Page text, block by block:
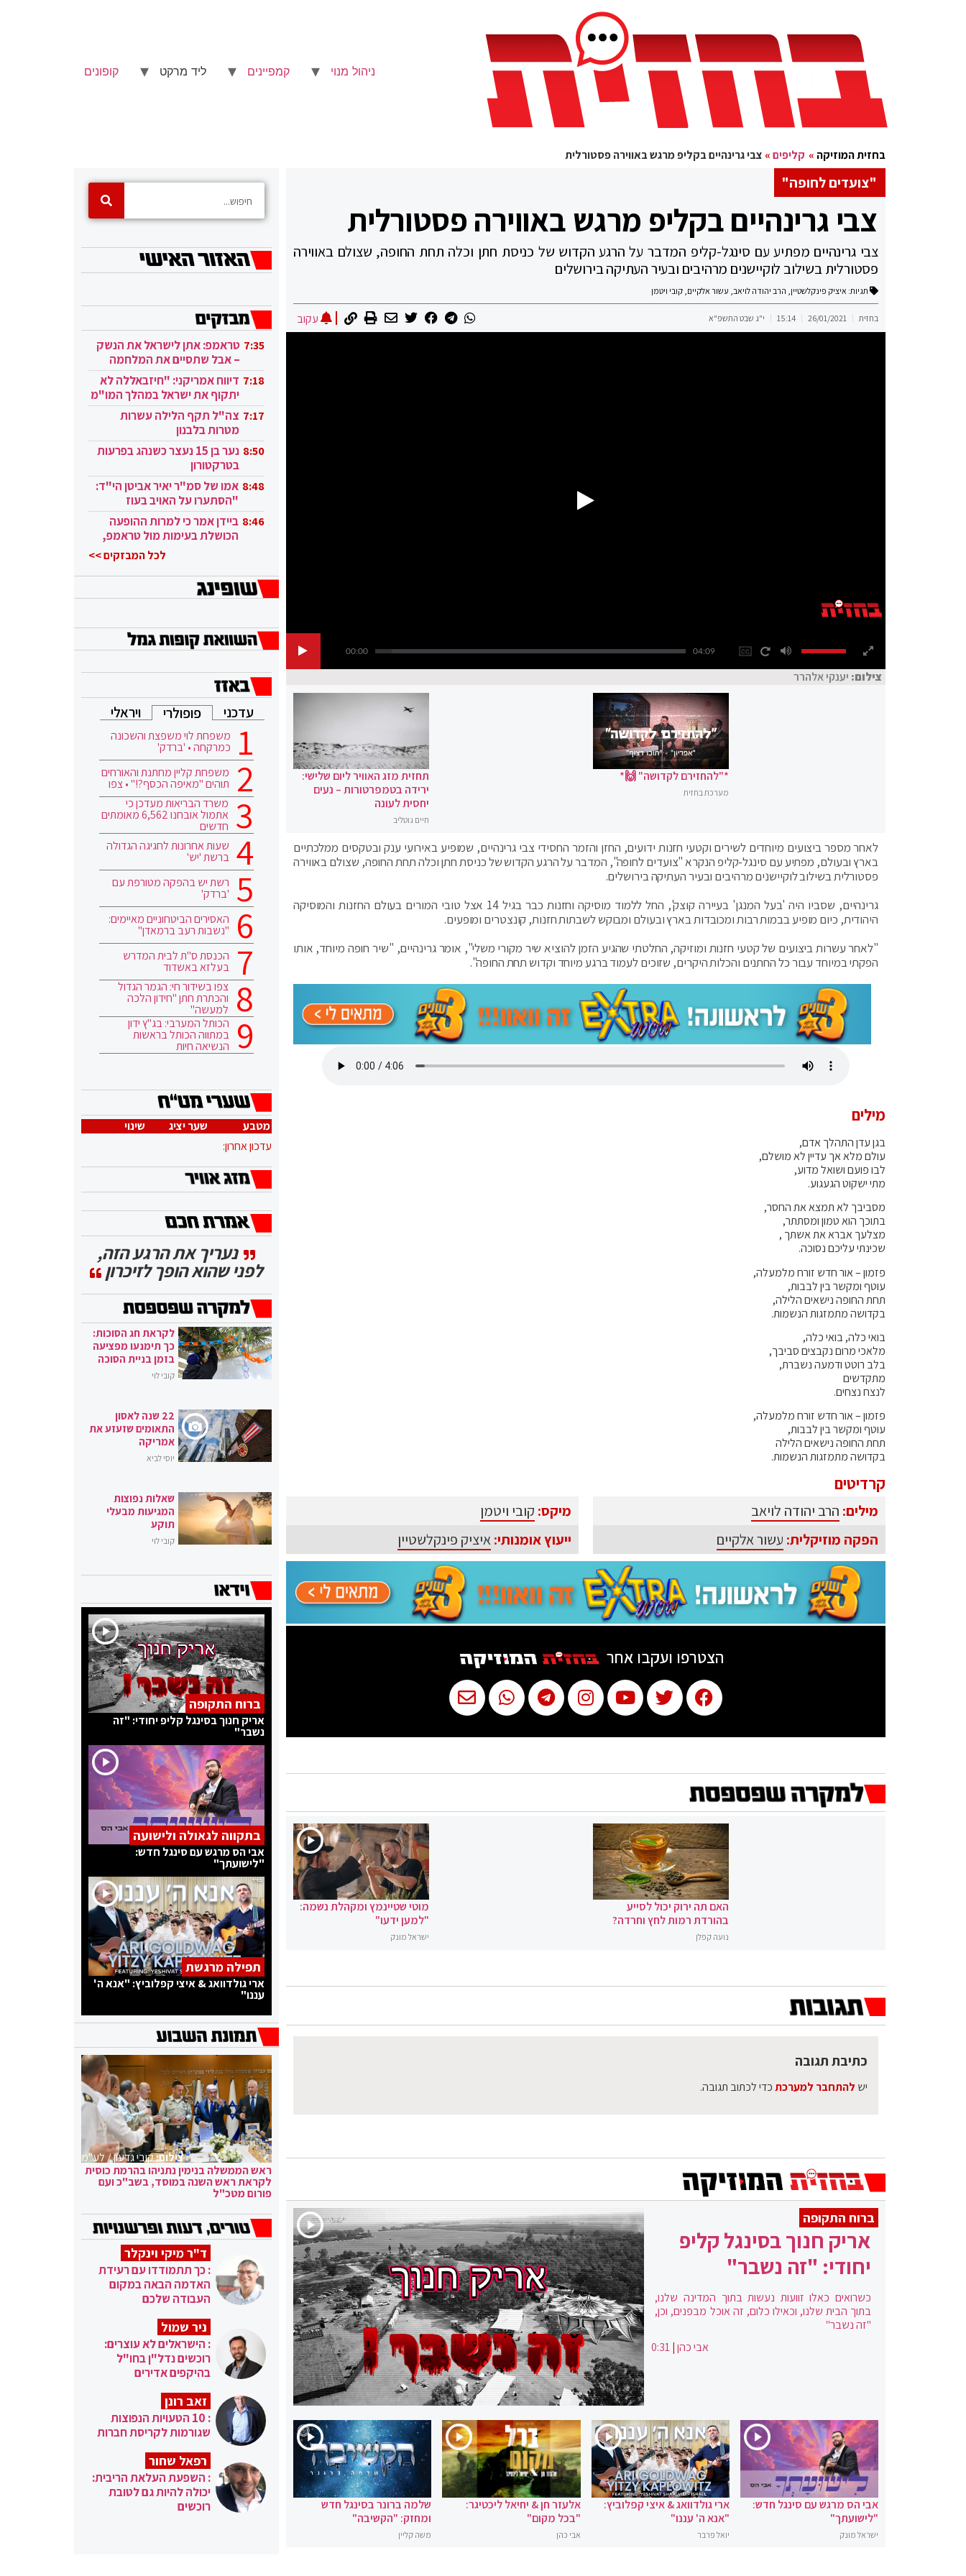
ניהול מנוי קמפיינים ליד מרקט קופונים
בחזית המוזיקה » קליפים» צבי גרינהיים בקליפ מרגש באווירה פסטורלית
"צועדים לחופה"
צבי גרינהיים בקליפ מרגש באווירה פסטורלית
צבי גרינהיים מפתיע עם סינגל-קליפ המדבר על הרגע הקדוש של כניסת חתן וכלה תחת החופה, שצולם באווירה
פסטורלית בשילוב לוקיישנים מרהיבים ובעיר העתיקה בירושלים
תגיות: איציק פינקלשטיין, הרב יהודה לויאב, עשור אלקיים, קובי ויטמן
בחזית 26/01/2021
15:14 י"ג שבט התשפ"א עקוב
00:00 04:09
צילום: יענקי אלהרר
*"להחזירם לקדושה" 🙌*
מערכת בחזית
תחזית מזג האוויר ליום שלישי:
ירידה בטמפרטורות – נעים
יחסית לעונה
חיים גוטליב
לאחר מספר ביצועים מיוחדים לשירים וקטעי חזנות ידועים, החזן והזמר החסידי צבי גרינהיים, שמופיע באירועי ענק ובטקסים ממלכתיים
בארץ ובעולם, מפתיע עם סינגל-קליפ הנקרא "צועדים לחופה", המדבר על הרגע הקדוש של כניסת חתן וכלה תחת החופה, שצולם באווירה
פסטורלית בשילוב לוקיישנים מרהיבים ובעיר העתיקה בירושלים.
גרינהיים, שסביו היה 'בעל המנגן' בעיירה קוצק', החל ללמוד מוסיקה וחזנות כבר בגיל 14 אצל טובי המורים בעולם החזנות והמוסיקה
היהודית, כיום מופיע בבמות רבות ומכובדות בארץ ובעולם ומבוקש לשבתות חזנות, קונצטרים ומופעים.
"לאחר עשרות ביצועים של קטעי חזנות ומוזיקה, החלטתי שהגיע הזמן להוציא שיר מקורי משלי", אומר גרינהיים, "שיר חופה מיוחד, אותו
הפקתי במיוחד עבור כל החתנים והכלות היקרים, שזוכים לעמוד ברגע מיוחד וקדוש תחת החופה".
מילים
בגן עדן התהלך אדם,
עולם מלא אך עדיין לא מושלם,
לבו פועם ושואל מדוע,
מתי ישקוט הגעגוע.
מסביבך לא תמצא את החסר,
בתוכך הוא טמון ומסתתר,
מצלעך אברא את אשתך ,
שכינתי עליכם נסוכה.
פזמון – אור חדש זורח מלמעלה,
עוטף ומקשר בין לבבות,
תחת החופה נישאים הלילה,
בקדושה מתמזגות הנשמות.
בואי כלה, בואי כלה,
מלאכי מרום נקבצים סביבך,
בלב רוטט ודמעה נשברת,
מתקדשים
לנצח נצחים.
פזמון – אור חדש זורח מלמעלה,
עוטף ומקשר בין לבבות,
תחת החופה נישאים הלילה
בקדושה מתמזגות הנשמות.
קרדיטים
מילים: הרב יהודה לויאב
הפקה מוזיקלית: עשור אלקיים
מיקס: קובי ויטמן
ייעוץ אומנותי:איציק פינקלשטיין
הצטרפו ועקבו אחר
האם תה ירוק יכול לסייע
בהורדת רמות לחץ וחרדה?
נועה קפלן
מוטי שטיינמץ ומקהלת נשמה:
"למען ידעו"
ישראל מונק
כתיבת תגובה
יש להתחבר למערכתכדי לכתוב תגובה.
ברוח התקופה
אריק חנוך בסינגל קליפ
יחודי: "זה נשבר"
כשרואים כאלו זוועות נעשות בתוך המדינה שלנו,
בתוך הבית שלנו, וכאילו כלום, זה אוכל מבפנים, וכן,
"זה נשבר"
אבי כהן|
0:31
אבי הס מרגש עם סינגל חדש:
"לישועתך"
ישראל מונק
ארי גולדוואג & איצי קפלוביץ:
"אנא ה' עננו"
יואל פרבר
אלעזר חן & יחיאל ליכטיגר:
"בכל מקום"
אבי כהן
שלמה ברונר בסינגל חדש
ומחזק: "הקשיבה"
משה קליין
7:35 טראמפ: אתן לישראל את הנשק
– אבל שתסיים את המלחמה
בעזה 7:18 דיווח אמריקני: "חיזבאללה לא
יתקוף את ישראל במהלך המו"מ
בקטאר" 7:17 צה"ל תקף הלילה עשרות
מטרות בלבנון
8:50
נער בן 15 נעצר כשנהג בפרעות
בטרקטורון
8:48 אמו של סמ"ר יאיר אביטן הי"ד:
"הסתערו על האויב בעוז
ובגבורה" 8:46 ביידן אמר כי למרות ההופעה
הכושלת בעימות מול טראמפ,
לכל המבזקים >>
עדכני פופולרי ויראלי
משפחת לוי משפצת והשכונה
כמרקחה • 'ברדק'
משפחת קליין מחתנת והאורחים
תוהים "מאיפה הכסף?!" • צפו
משרד הבריאות מעדכן כי
אתמול אובחנו 6,562 מאומתים
חדשים
שעות אחרונות לחגיגה הגדולה
ברשת 'יש'
רשת יש בהפקה מטורפת עם
'ברדק'
האסירים הביטחוניים מאיימים:
"נשבות רעב ברמאדן"
הכנסת ס"ת לבית המדרש
בעלזא באשדוד
צפו בשידור חי: הגמר הגדול
והכתרת חתן "חידון הלכה
למעשה"
הכותל המערבי: בג"ץ ידון
במתווה הכותל בראשות
הנשיאה חיות
מטבע שער יציג
שינוי
עדכון אחרון:
נעריך את הרגע הזה,
לפני שהוא הופך לזיכרון
לקראת חג הסוכות:
כך תימנעו מפציעה
בזמן בניית הסוכה
קובי לוי
22 שנה לאסון
התאומים שזעזע את
אמריקה
יוסי לביא
שאלות נפוצות
המגיעות מבעלי
תוקע
קובי לוי
ברוח התקופה
אריק חנוך בסינגל קליפ יחודי: "זה
נשבר"
בתקווה לגאולה ולישועה
אבי הס מרגש עם סינגל חדש:
"לישועתך"
תפילה מרגשת
ארי גולדוואג & איצי קפלוביץ: "אנא ה'
עננו"
צילום:קובי גדעון / לע"מ
ראש הממשלה בנימין נתניהו בהרמת כוסית
לקראת ראש השנה במוסד, בשב"כ ועם
פורום מטכ"ל
ד"ר מיקי וינקלר
: כך תתמודדו עם רעידת
האדמה הבאה במקום
העבודה שלכם
ניר שמול
: הישראלים לא עוצרים:
רוכשים נדל"ן בחו"ל
בהיקפים אדירים
זאב רונן
: 10 הטעויות הנפוצות
שגורמות לקריסת חברות
רפאל שחור
: השפעת העלאת הריבית:
יכולה להיות גם לטובת
רוכשים